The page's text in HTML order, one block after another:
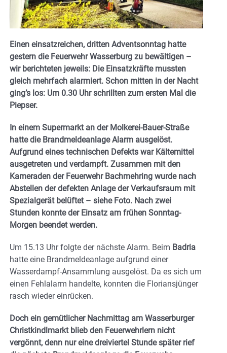
Einen einsatzreichen, dritten Adventsonntag hatte
gestern die Feuerwehr Wasserburg zu bewältigen –
wir berichteten jeweils: Die Einsatzkräfte mussten
gleich mehrfach alarmiert. Schon mitten in der Nacht
ging’s los: Um 0.30 Uhr schrillten zum ersten Mal die
Piepser.
In einem Supermarkt an der Molkerei-Bauer-Straße
hatte die Brandmeldeanlage Alarm ausgelöst.
Aufgrund eines technischen Defekts war Kältemittel
ausgetreten und verdampft. Zusammen mit den
Kameraden der Feuerwehr Bachmehring wurde nach
Abstellen der defekten Anlage der Verkaufsraum mit
Spezialgerät belüftet – siehe Foto. Nach zwei
Stunden konnte der Einsatz am frühen Sonntag-
Morgen beendet werden.
Um 15.13 Uhr folgte der nächste Alarm. Beim Badria
hatte eine Brandmeldeanlage aufgrund einer
Wasserdampf-Ansammlung ausgelöst. Da es sich um
einen Fehlalarm handelte, konnten die Floriansjünger
rasch wieder einrücken.
Doch ein gemütlicher Nachmittag am Wasserburger
Christkindlmarkt blieb den Feuerwehrlern nicht
vergönnt, denn nur eine dreiviertel Stunde später rief